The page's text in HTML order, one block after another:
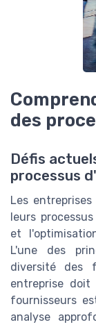
des
Défis
processus
Les
leurs
et
L'une des
diversité des
entreprise
fournisseurs
analyse